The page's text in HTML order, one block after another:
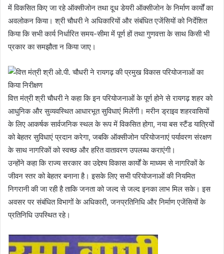
में विकसित किए जा रहे ऑक्सीजोन तथा दूध डेयरी ऑक्सीजोन के निर्माण कार्यों का
अवलोकन किया। श्री चौधरी ने अधिकारियों और संबंधित एजेंसियों को निर्देशित
किया कि सभी कार्य निर्धारित समय-सीमा में पूर्ण हों तथा गुणवत्ता के साथ किसी भी
प्रकार का समझौता न किया जाए।
वित्त मंत्री श्री चौधरी ने कहा कि इन परियोजनाओं के पूर्ण होने से रायगढ़ शहर को
आधुनिक और सुव्यवस्थित आधारभूत सुविधाएं मिलेंगी। मरीन ड्राइव शहरवासियों
के लिए आकर्षक सार्वजनिक स्थल के रूप में विकसित होगा, नया बस स्टैंड यात्रियों
को बेहतर सुविधाएं प्रदान करेगा, जबकि ऑक्सीजोन परियोजनाएं पर्यावरण संरक्षण
के साथ नागरिकों को स्वच्छ और हरित वातावरण उपलब्ध कराएंगी।
उन्होंने कहा कि राज्य सरकार का उद्देश्य विकास कार्यों के माध्यम से नागरिकों के
जीवन स्तर को बेहतर बनाना है। इसके लिए सभी परियोजनाओं की नियमित
निगरानी की जा रही है ताकि जनता को जल्द से जल्द इनका लाभ मिल सके। इस
अवसर पर संबंधित विभागों के अधिकारी, जनप्रतिनिधि और निर्माण एजेंसियों के
प्रतिनिधि उपस्थित रहे।